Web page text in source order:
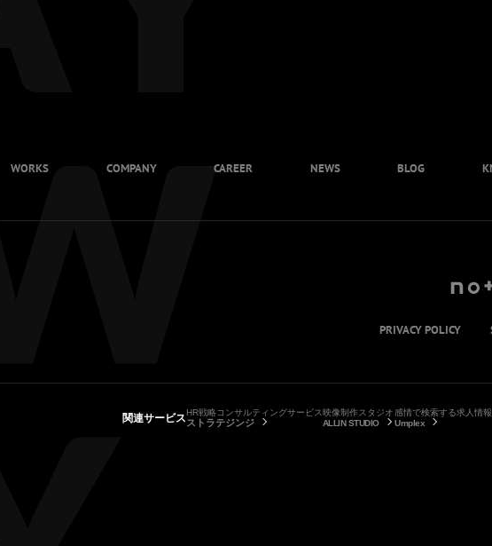
WORKS COMPANY CAREER NEWS BLOG
PRIVACY POLICY
関連サービスHR戦略コンサルティングサービス
ストラテジンジ
映像制作スタジオ
ALLIN STUDIO
感情で検索する求人情
Umplex